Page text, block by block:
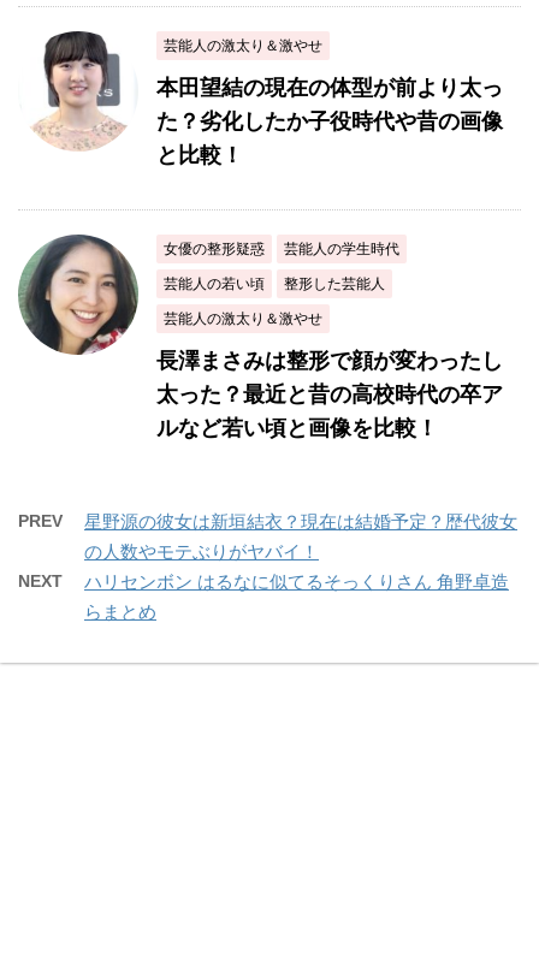
芸能人の激太り＆激やせ
本田望結の現在の体型が前より太っ
た？劣化したか子役時代や昔の画像
と比較！
女優の整形疑惑
芸能人の学生時代
芸能人の若い頃
整形した芸能人
芸能人の激太り＆激やせ
長澤まさみは整形で顔が変わったし
太った？最近と昔の高校時代の卒ア
ルなど若い頃と画像を比較！
PREV
星野源の彼女は新垣結衣？現在は結婚予定？歴代彼女
の人数やモテぶりがヤバイ！
NEXT
ハリセンボン はるなに似てるそっくりさん 角野卓造
らまとめ